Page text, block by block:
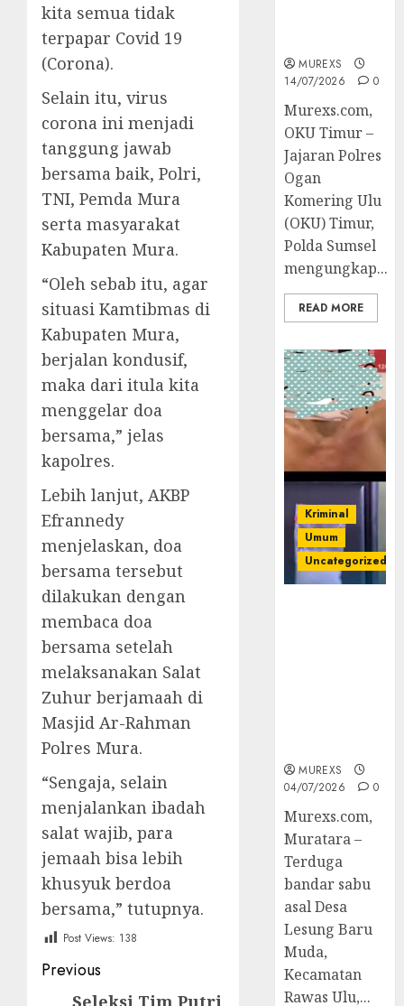
kita semua tidak
terpapar Covid 19
(Corona).
Selain itu, virus
corona ini menjadi
tanggung jawab
bersama baik, Polri,
TNI, Pemda Mura
serta masyarakat
Kabupaten Mura.
“Oleh sebab itu, agar
situasi Kamtibmas di
Kabupaten Mura,
berjalan kondusif,
maka dari itula kita
menggelar doa
bersama,” jelas
kapolres.
Lebih lanjut, AKBP
Efrannedy
menjelaskan, doa
bersama tersebut
dilakukan dengan
membaca doa
bersama setelah
melaksanakan Salat
Zuhur berjamaah di
Masjid Ar-Rahman
Polres Mura.
“Sengaja, selain
menjalankan ibadah
salat wajib, para
jemaah bisa lebih
khusyuk berdoa
bersama,” tutupnya.
Post Views: 138
Post
Previous
MUREXS
14/07/2026
0
Murexs.com,
OKU Timur –
Jajaran Polres
Ogan
Komering Ulu
(OKU) Timur,
Polda Sumsel
mengungkap...
READ MORE
Kriminal
Umum
Uncategorized
MUREXS
04/07/2026
0
Murexs.com,
Muratara –
Terduga
bandar sabu
asal Desa
Lesung Baru
Muda,
Kecamatan
Rawas Ulu,...